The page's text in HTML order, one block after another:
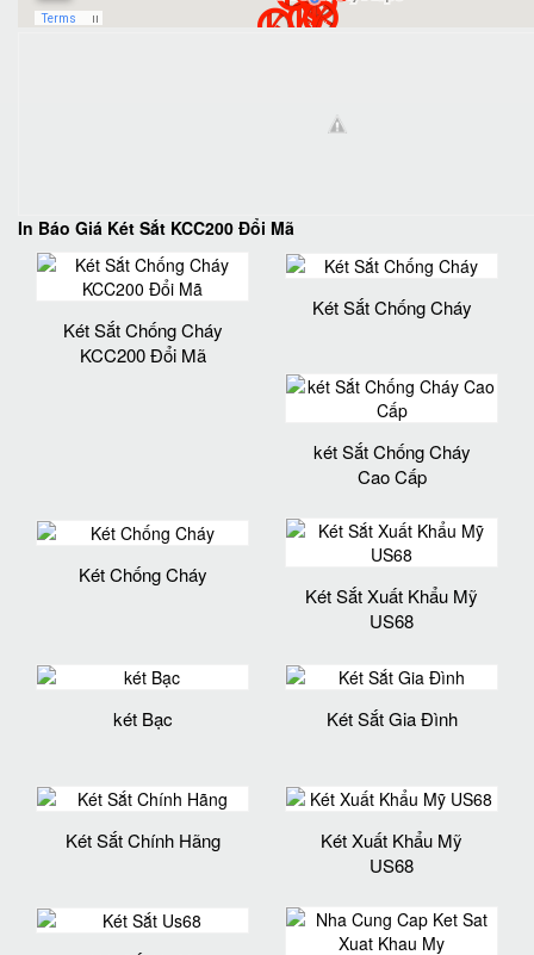
In Báo Giá Két Sắt KCC200 Đổi Mã
Két Sắt Chống Cháy
KCC200 Đổi Mã
Két Sắt Chống Cháy
két Sắt Chống Cháy
Cao Cấp
Két Chống Cháy
Két Sắt Xuất Khẩu Mỹ
US68
két Bạc Két Sắt Gia Đình
Két Sắt Chính Hãng
Két Xuất Khẩu Mỹ
US68